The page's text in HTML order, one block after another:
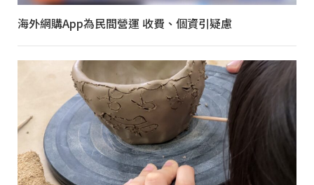
海外網購App為民間營運 收費、個資引疑慮